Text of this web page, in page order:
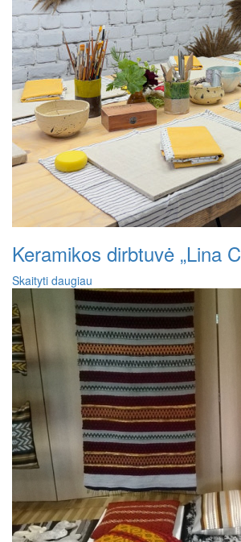
Keramikos dirbtuvė „Lina
Skaityti daugiau